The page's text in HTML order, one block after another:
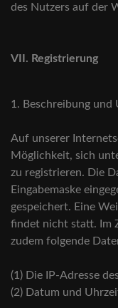
des Nutzers auf der
VII. Registrierung
1. Beschreibung
Auf unserer
Möglichkeit, sich
zu registrieren. Die
Eingabemaske
gespeichert. Eine
findet nicht statt. Im
zudem folgende
(1) Die IP-Adresse
(2) Datum und